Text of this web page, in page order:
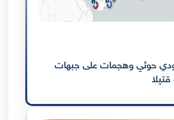
حوثي وهجمات على جبهات